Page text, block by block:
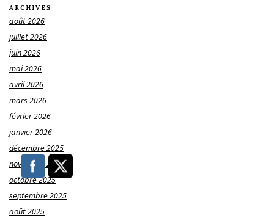
ARCHIVES
août 2026
juillet 2026
juin 2026
mai 2026
avril 2026
mars 2026
février 2026
janvier 2026
décembre 2025
novembre 2025
octobre 2025
septembre 2025
août 2025